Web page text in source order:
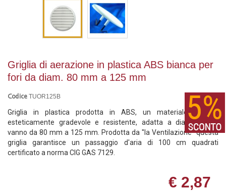
Griglia di aerazione in plastica ABS bianca per
fori da diam. 80 mm a 125 mm
Codice TUOR125B
Griglia in plastica prodotta in ABS, un materiale plastico
esteticamente gradevole e resistente, adatta a diametri che
vanno da 80 mm a 125 mm. Prodotta da ''la Ventilazione'' questa
griglia garantisce un passaggio d'aria di 100 cm quadrati
certificato a norma CIG GAS 7129.
€ 2,87